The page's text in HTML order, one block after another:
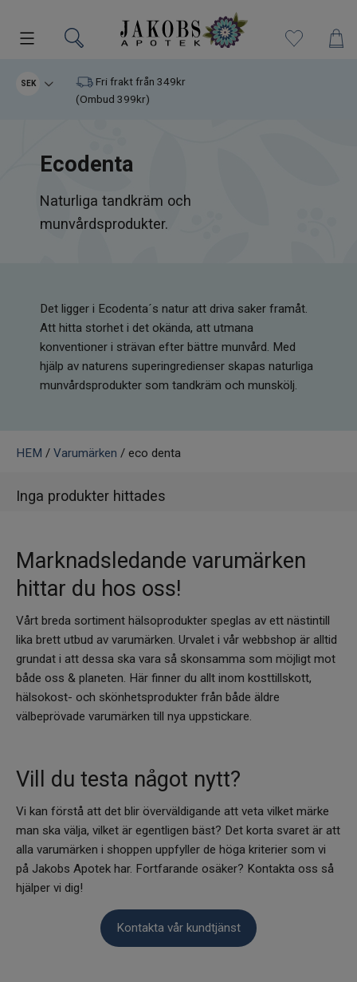
Kampanjer
Varumärken
Kosttillskott
Kristaller
Infrarött Ljus
Transdermala plåster
Fyndlådan
SEK
Fri frakt från 349kr
(Ombud 399kr)
Ecodenta
Naturliga tandkräm och
munvårdsprodukter.
Det ligger i Ecodenta´s natur att driva saker framåt.
Att hitta storhet i det okända, att utmana
konventioner i strävan efter bättre munvård. Med
hjälp av naturens superingredienser skapas naturliga
munvårdsprodukter som tandkräm och munskölj.
HEM / Varumärken / eco denta
Inga produkter hittades
Marknadsledande varumärken
hittar du hos oss!
Vårt breda sortiment hälsoprodukter speglas av ett nästintill
lika brett utbud av varumärken. Urvalet i vår webbshop är alltid
grundat i att dessa ska vara så skonsamma som möjligt mot
både oss & planeten. Här finner du allt inom kosttillskott,
hälsokost- och skönhetsprodukter från både äldre
välbeprövade varumärken till nya uppstickare.
Vill du testa något nytt?
Vi kan förstå att det blir överväldigande att veta vilket märke
man ska välja, vilket är egentligen bäst? Det korta svaret är att
alla varumärken i shoppen uppfyller de höga kriterier som vi
på Jakobs Apotek har. Fortfarande osäker? Kontakta oss så
hjälper vi dig!
Kontakta vår kundtjänst